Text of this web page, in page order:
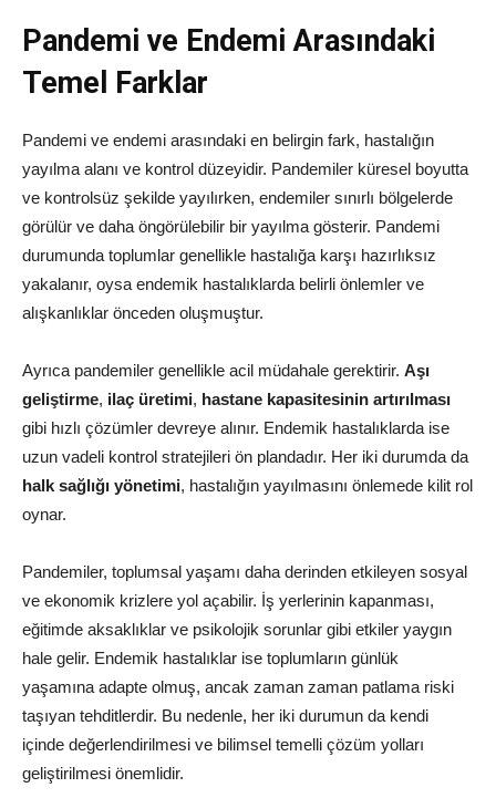
Pandemi ve Endemi Arasındaki
Temel Farklar
Pandemi ve endemi arasındaki en belirgin fark, hastalığın
yayılma alanı ve kontrol düzeyidir. Pandemiler küresel boyutta
ve kontrolsüz şekilde yayılırken, endemiler sınırlı bölgelerde
görülür ve daha öngörülebilir bir yayılma gösterir. Pandemi
durumunda toplumlar genellikle hastalığa karşı hazırlıksız
yakalanır, oysa endemik hastalıklarda belirli önlemler ve
alışkanlıklar önceden oluşmuştur.
Ayrıca pandemiler genellikle acil müdahale gerektirir. Aşı
geliştirme, ilaç üretimi, hastane kapasitesinin artırılması
gibi hızlı çözümler devreye alınır. Endemik hastalıklarda ise
uzun vadeli kontrol stratejileri ön plandadır. Her iki durumda da
halk sağlığı yönetimi, hastalığın yayılmasını önlemede kilit rol
oynar.
Pandemiler, toplumsal yaşamı daha derinden etkileyen sosyal
ve ekonomik krizlere yol açabilir. İş yerlerinin kapanması,
eğitimde aksaklıklar ve psikolojik sorunlar gibi etkiler yaygın
hale gelir. Endemik hastalıklar ise toplumların günlük
yaşamına adapte olmuş, ancak zaman zaman patlama riski
taşıyan tehditlerdir. Bu nedenle, her iki durumun da kendi
içinde değerlendirilmesi ve bilimsel temelli çözüm yolları
geliştirilmesi önemlidir.